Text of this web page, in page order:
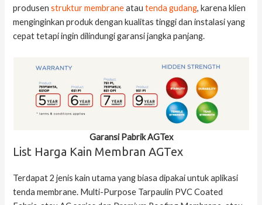
produsenstruktur membraneatautenda gudang, karena klien
menginginkan produk dengan kualitas tinggi dan instalasi yang
cepat tetapi ingin dilindungi garansi jangka panjang.
Garansi Pabrik AGTex
List Harga Kain Membran AGTex
Terdapat 2 jenis kain utama yang biasa dipakai untuk aplikasi
tenda membrane. Multi-Purpose Tarpaulin PVC Coated